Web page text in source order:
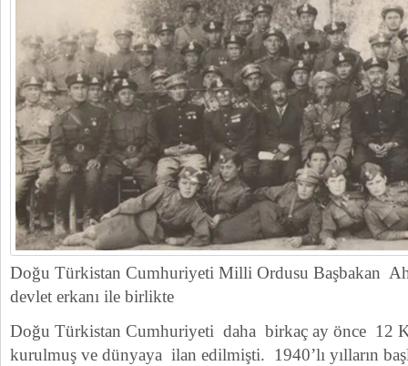
Doğu Türkistan Cumhuriyeti Milli Ordusu Başbakan
devlet erkanı ile birlikte
Doğu Türkistan Cumhuriyeti daha birkaç ay önce 12
kurulmuş ve dünyaya ilan edilmişti. 1940’lı yılların